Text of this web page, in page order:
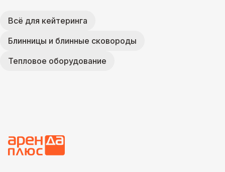
Всё для кейтеринга
Блинницы и блинные сковороды
Тепловое оборудование